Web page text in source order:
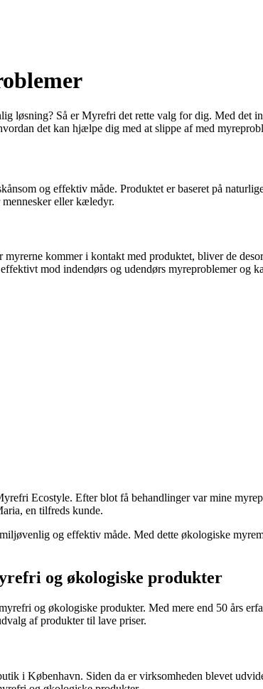
løsning? Så er Myrefri det rette valg for dig. Med det
det kan hjælpe dig med at slippe af med
og effektiv måde. Produktet er baseret på
eller kæledyr.
kommer i kontakt med produktet, bliver de
mod indendørs og udendørs myreproblemer og
Ecostyle. Efter blot få behandlinger var mine
en tilfreds kunde.
og effektiv måde. Med dette økologiske
og økologiske produkter
og økologiske produkter. Med mere end 50 års
af produkter til lave priser.
i København. Siden da er virksomheden blevet